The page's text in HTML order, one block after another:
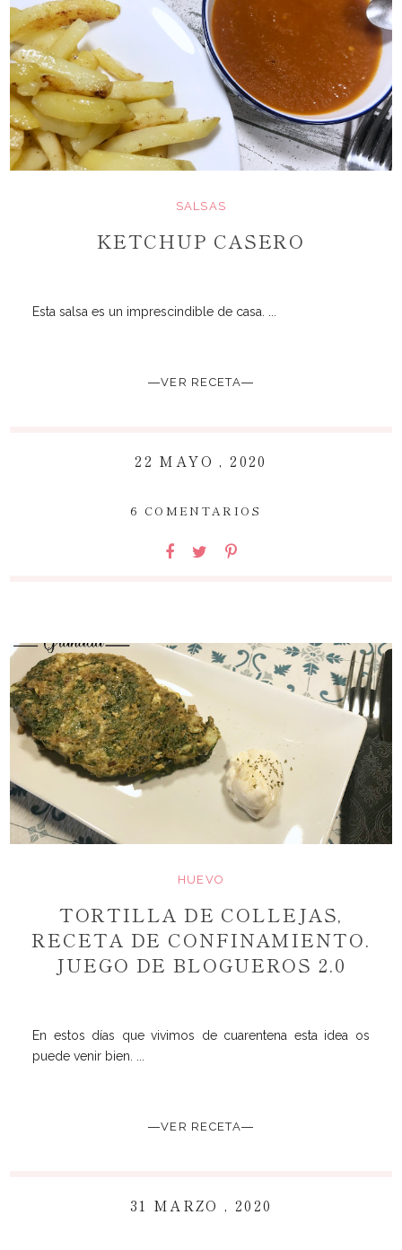
SALSAS
KETCHUP CASERO
Esta salsa es un imprescindible de casa. ...
―VER RECETA―
22 MAYO , 2020
6 COMENTARIOS
HUEVO
TORTILLA DE COLLEJAS,
RECETA DE CONFINAMIENTO.
JUEGO DE BLOGUEROS 2.0
En estos días que vivimos de cuarentena esta idea os
puede venir bien. ...
―VER RECETA―
31 MARZO , 2020